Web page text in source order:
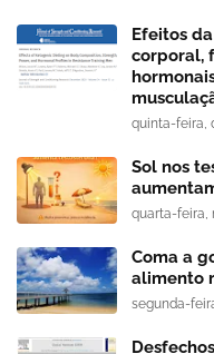
Efeitos
corporal,
quinta-feira,
Sol nos
quarta-feira,
Coma a
alimento
segunda-